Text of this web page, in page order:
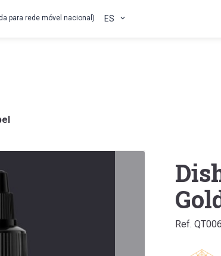
para rede móvel nacional) ES
Ref.